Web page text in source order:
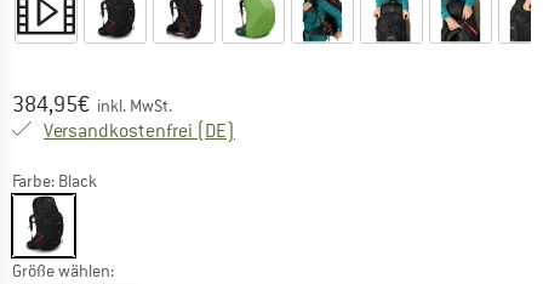
Preis:
384,95€ inkl. MwSt.
Versandkostenfrei (DE)
Farbe: Black
Größe wählen: